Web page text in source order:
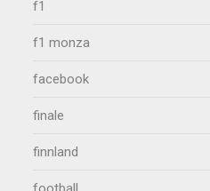
f1
f1 monza
facebook
finale
finnland